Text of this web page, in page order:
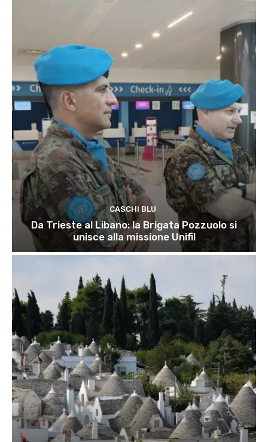
CASCHI BLU
Da Trieste al Libano: la Brigata Pozzuolo si
unisce alla missione Unifil